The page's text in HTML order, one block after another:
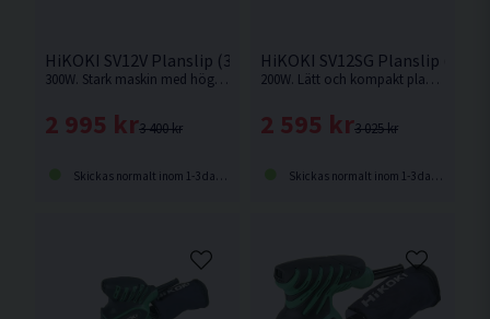
HiKOKI SV12V Planslip (300W)
300W. Stark maskin med hög avverkning
3 400 kr
2 995 kr
Skickas normalt inom 1-3 dagar
HiKOKI SV12SG Planslip
200W. Lätt och kompakt planslip med ergonomiskt gummibelagt enhandsgrepp.
3 025 kr
2 595 kr
Skickas normalt inom 1-3 dagar